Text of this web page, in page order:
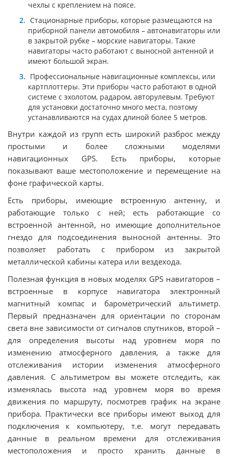
чехлы с креплением на поясе.
Стационарные приборы, которые размещаются на
приборной панели автомобиля – автонавигаторы или
в закрытой рубке – морские навигаторы. Такие
навигаторы часто работают с выносной антенной и
имеют большой экран.
Профессиональные навигационные комплексы, или
картплоттеры. Эти приборы часто работают в одной
системе с эхолотом, радаром, авторулевым. Требуют
для установки достаточно много места, поэтому
устанавливаются на судах длиной более 5 метров.
Внутри каждой из групп есть широкий разброс между
простыми и более сложными моделями
навигационных GPS. Есть приборы, которые
показывают ваше местоположение и перемещение на
фоне графической карты.
Есть приборы, имеющие встроенную антенну, и
работающие только с ней; есть работающие со
встроенной антенной, но имеющие дополнительное
гнездо для подсоединения выносной антенны. Это
позволяет работать с прибором из закрытой
металлической кабины катера или вездехода.
Полезная функция в новых моделях GPS навигаторов –
встроенные в корпусе навигатора электронный
магнитный компас и барометрический альтиметр.
Первый предназначен для ориентации по сторонам
света вне зависимости от сигналов спутников, второй –
для определения высоты над уровнем моря по
изменению атмосферного давления, а также для
отслеживания истории изменения атмосферного
давления. С альтиметром вы можете отследить, как
изменялась высота над уровнем моря во время
движения по маршруту, посмотрев график на экране
прибора. Практически все приборы имеют выход для
подключения к компьютеру, т.е. могут передавать
данные в реальном времени для отслеживания
местоположения и просто хранить данные в